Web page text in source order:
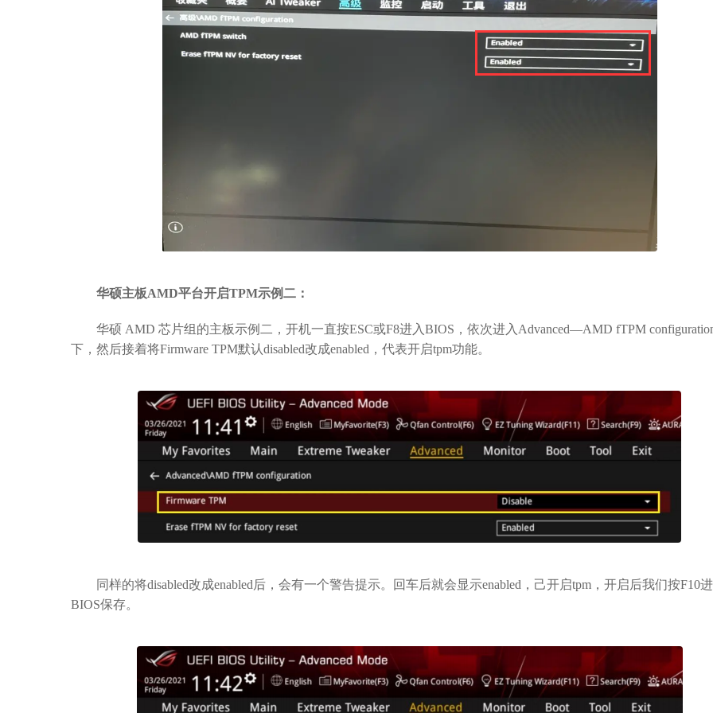
华硕主板AMD平台开启TPM示例二：
华硕 AMD 芯片组的主板示例二，开机一直按ESC或F8进入BIOS，依次进入Advanced—AMD fTPM
下，然后接着将Firmware TPM默认disabled改成enabled，代表开启tpm功能。
同样的将disabled改成enabled后，会有一个警告提示。回车后就会显示enabled，己开启tpm，开启后我们按F10
BIOS保存。